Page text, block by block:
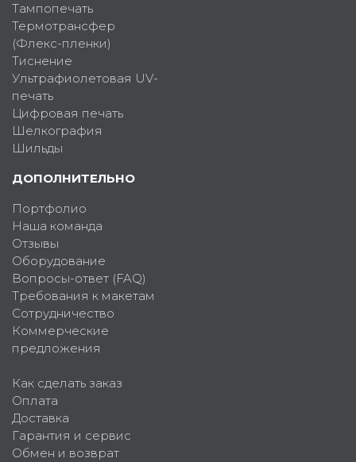
Тампопечать
Термотрансфер
(Флекс-пленки)
Тиснение
Ультрафиолетовая UV-
печать
Цифровая печать
Шелкография
Шильды
ДОПОЛНИТЕЛЬНО
Портфолио
Наша команда
Отзывы
Оборудование
Вопросы-ответ (FAQ)
Требования к макетам
Сотрудничество
Коммерческие
предложения
Как сделать заказ
Оплата
Доставка
Гарантия и сервис
Обмен и возврат